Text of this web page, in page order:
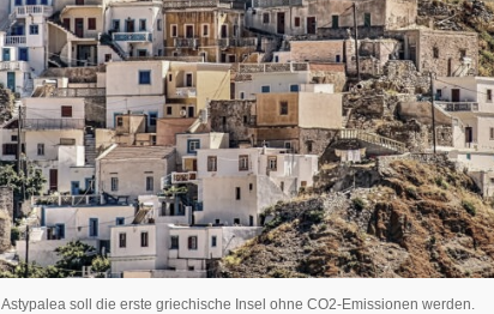
Astypalea soll die erste griechische Insel ohne CO2-Emissionen werden.